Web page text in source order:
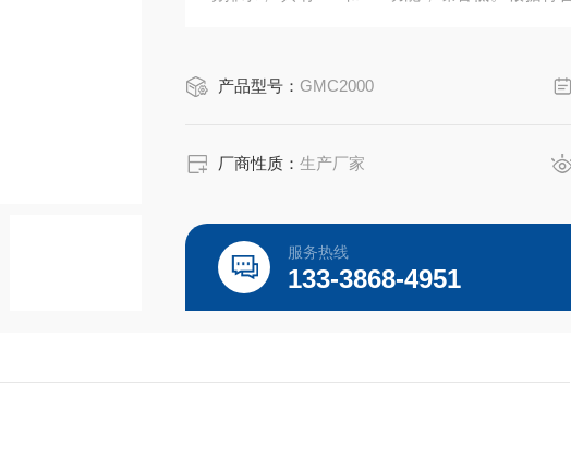
产品型号： GMC2000
厂商性质：生产厂家
服务热线
133-3868-4951